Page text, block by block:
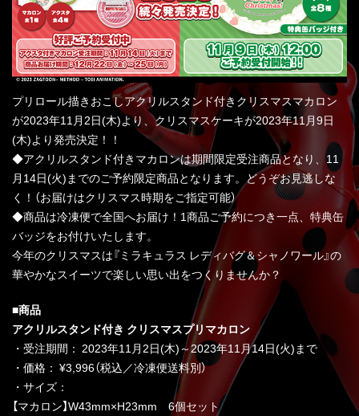
プリロール描きおこしアクリルスタンド付きクリスマスマカロン
が2023年11月2日(木)より、クリスマスケーキが2023年11月9日
(木)より発売決定！！
◆アクリルスタンド付きマカロンは期間限定受注商品となり、11
月14日(火)までのご予約限定商品となります。どうぞお見逃しな
く！（お届けはクリスマス時期をご指定可能）
◆商品は冷凍便で全国へお届け！1商品ご予約につき一点、特典缶
バッジをお付けいたします。
今年のクリスマスは『ミラキュラス レディバグ＆シャノワール』の
華やかなスイーツで楽しい思い出をつくりませんか？
■商品
アクリルスタンド付き クリスマスプリマカロン
・受注期間： 2023年11月2日(木)～2023年11月14日(火)まで
・価格： ¥3,996（税込／冷凍便送料別）
・サイズ：
【マカロン】W43mm×H23mm 6個セット